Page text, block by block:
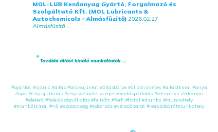
MOL-LUB Kenőanyag Gyártó, Forgalmazó és
Szolgáltató Kft. (MOL Lubricants &
Autochemicals – Almásfüzitő) 2026.02.27.
Almásfüzitő ...
További állást kínáló munkáltatók ...
#ajánlat #ajánló #állás #állásajánlat #állásbörze #álláshirdetés #állástkínál #anya
#apa #cégesjuttatás #cégesvéradás #cégesvéradáspártolás #édesanya #édesapa
#életerő #felelősségvállalás #felnőtt #férfi #fiatal #munka #munkahely
#munkátkínál #nő #szabadság #toborzás #véradóbarát #véradóbarátmunkahely